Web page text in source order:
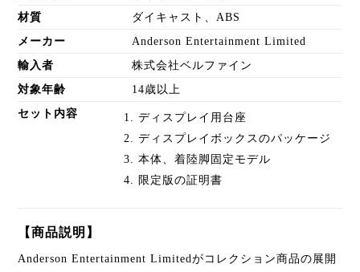
材質 ダイキャスト、ABS
メーカー Anderson Entertainment Limited
輸入者 株式会社ベルファイン
対象年齢 14歳以上
セット内容
ディスプレイ用台座
ディスプレイボックスのパッケージ
本体、着陸脚固定モデル
限定版の証明書
【商品説明】
Anderson Entertainment Limitedがコレクション商品の展開